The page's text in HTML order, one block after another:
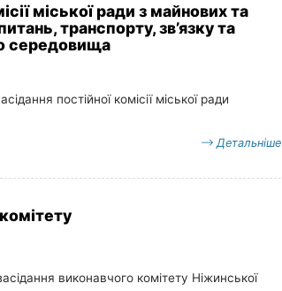
міської ради з майнових та
транспорту, зв’язку та
середовища
постійної комісії міської ради
Детальніше
виконавчого комітету Ніжинської